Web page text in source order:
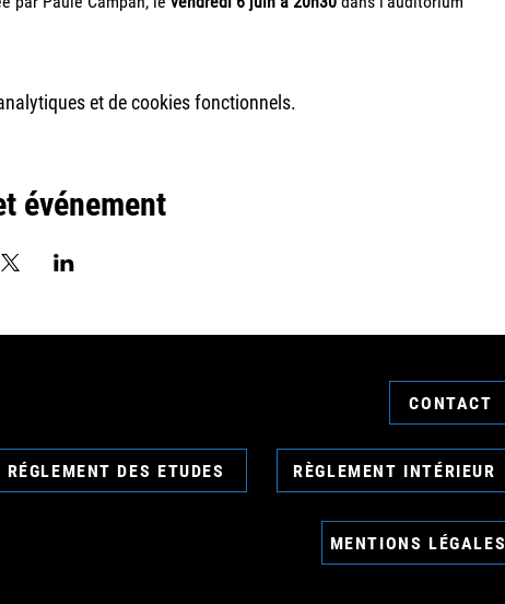
et de cookies fonctionnels.
événement
CONTACT
RÉGLEMENT DES ETUDES RÈGLEMENT INTÉRIEUR
MENTIONS LÉGALES